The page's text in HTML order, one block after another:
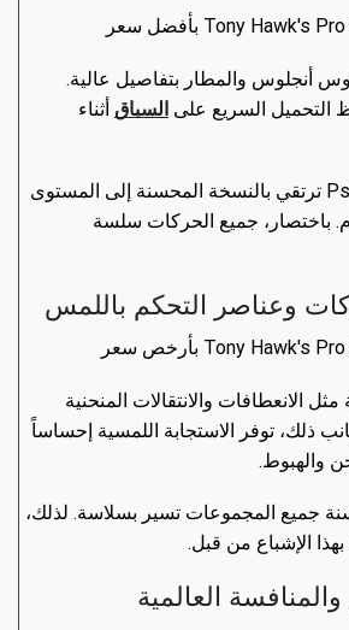
أنجلوس والمطار بتفاصيل عالية.
التحميل السريع على السباق أثناء
أن نسخة Ps5 ترتقي بالنسخة المحسنة إلى المستوى
باختصار، جميع الحركات سلسة
وعناصر التحكم باللمس
مثل الانعطافات والانتقالات المنحنية
ذلك، توفر الاستجابة اللمسية إحساساً
والهبوط.
جميع المجموعات تسير بسلاسة. لذلك،
الإشباع من قبل.
العالمية